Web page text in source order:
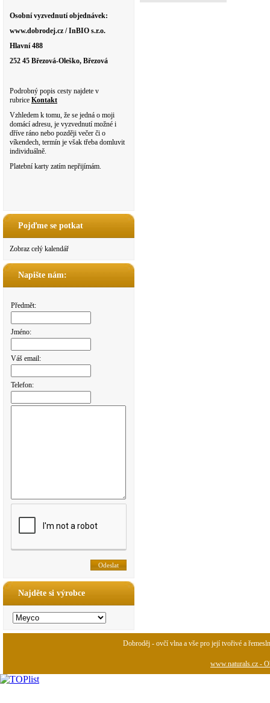
Osobní vyzvednutí objednávek:
www.dobrodej.cz / InBIO s.r.o.
Hlavní 488
252 45 Březová-Oleško, Březová
Podrobný popis cesty najdete v
rubrice Kontakt
Vzhledem k tomu, že se jedná o moji
domácí adresu, je vyzvednutí možné i
dříve ráno nebo později večer či o
víkendech, termín je však třeba domluvit
individuálně.
Platební karty zatím nepřijímám.
Pojďme se potkat
Zobraz celý kalendář
Napište nám:
Předmět:
Jméno:
Váš email:
Telefon:
Najděte si výrobce
Dobroděj - ovčí vlna a vše pro její tvořivé a
www.naturals.cz -